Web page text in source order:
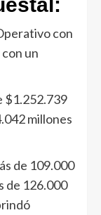
con
un
$1.252.739
millones
de 109.000
de 126.000